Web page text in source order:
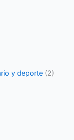
y deporte (2)